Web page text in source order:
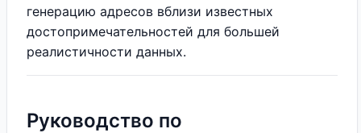
генерацию адресов вблизи известных
достопримечательностей для большей
реалистичности данных.
Руководство по